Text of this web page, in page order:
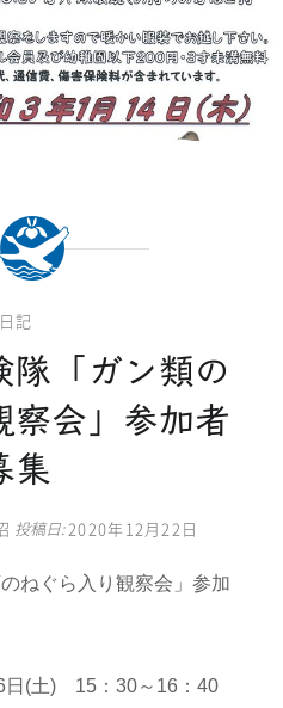
日記
隊「ガン類の
察会」参加者
集
投稿日: 2020年12月22日
ねぐら入り観察会」参加
日(土) 15：30～16：40